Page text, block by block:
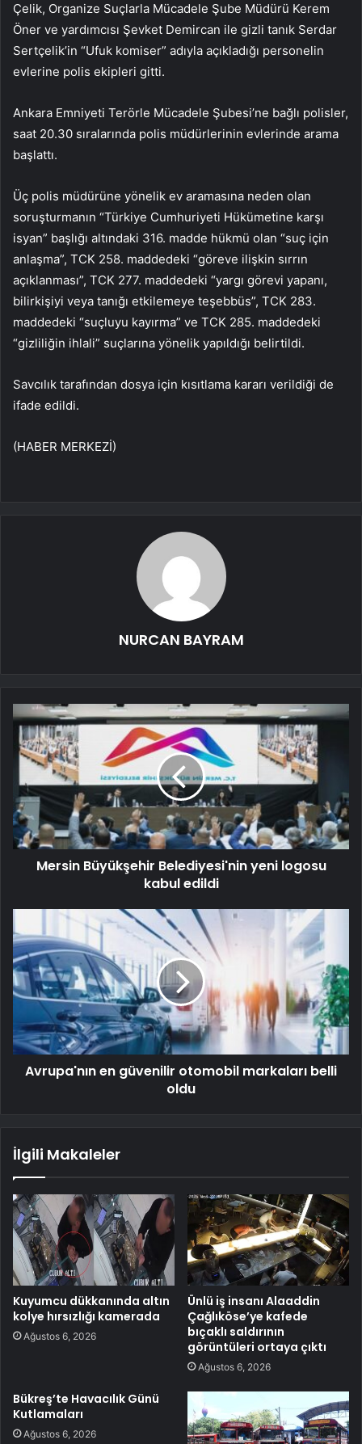
Çelik, Organize Suçlarla Mücadele Şube Müdürü Kerem
Öner ve yardımcısı Şevket Demircan ile gizli tanık Serdar
Sertçelik’in “Ufuk komiser” adıyla açıkladığı personelin
evlerine polis ekipleri gitti.
Ankara Emniyeti Terörle Mücadele Şubesi’ne bağlı polisler,
saat 20.30 sıralarında polis müdürlerinin evlerinde arama
başlattı.
Üç polis müdürüne yönelik ev aramasına neden olan
soruşturmanın “Türkiye Cumhuriyeti Hükümetine karşı
isyan” başlığı altındaki 316. madde hükmü olan “suç için
anlaşma”, TCK 258. maddedeki “göreve ilişkin sırrın
açıklanması”, TCK 277. maddedeki “yargı görevi yapanı,
bilirkişiyi veya tanığı etkilemeye teşebbüs”, TCK 283.
maddedeki “suçluyu kayırma” ve TCK 285. maddedeki
“gizliliğin ihlali” suçlarına yönelik yapıldığı belirtildi.
Savcılık tarafından dosya için kısıtlama kararı verildiği de
ifade edildi.
(HABER MERKEZİ)
NURCAN BAYRAM
Mersin Büyükşehir Belediyesi'nin yeni logosu
kabul edildi
Avrupa'nın en güvenilir otomobil markaları belli
oldu
İlgili Makaleler
Kuyumcu dükkanında altın
kolye hırsızlığı kamerada
Ağustos 6, 2026
Ünlü iş insanı Alaaddin
Çağlıköse’ye kafede
bıçaklı saldırının
görüntüleri ortaya çıktı
Ağustos 6, 2026
Bükreş’te Havacılık Günü
Kutlamaları
Ağustos 6, 2026